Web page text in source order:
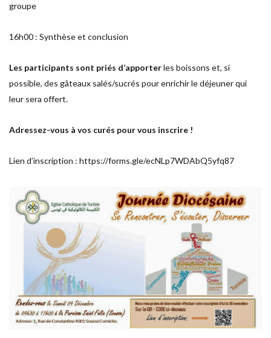
groupe
16h00 : Synthèse et conclusion
Les participants sont priés d’apporterles boissons et, si
possible, des gâteaux salés/sucrés pour enrichir le déjeuner qui
leur sera offert.
Adressez-vous à vos curés pour vous inscrire !
Lien d’inscription : https://forms.gle/ecNLp7WDAbQ5yfq87